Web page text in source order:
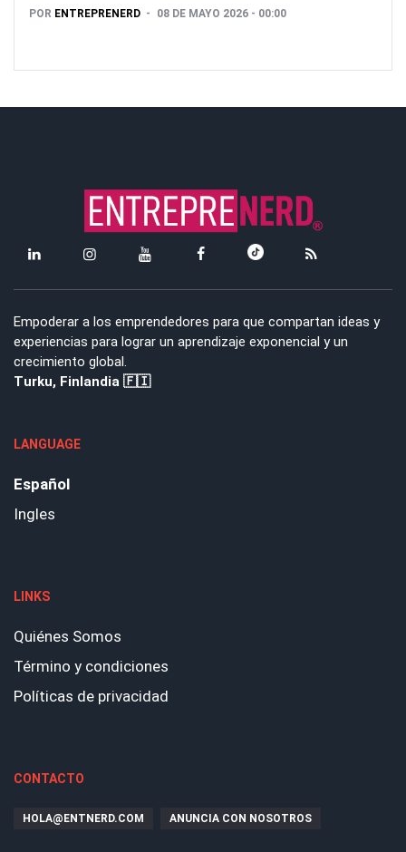
POR ENTREPRENERD 08 DE MAYO 2026 - 00:00
Empoderar a los emprendedores para que compartan ideas y
experiencias para lograr un aprendizaje exponencial y un
crecimiento global.
Turku, Finlandia 🇫🇮
LANGUAGE
Español
Ingles
LINKS
Quiénes Somos
Término y condiciones
Políticas de privacidad
CONTACTO
HOLA@ENTNERD.COM ANUNCIA CON NOSOTROS